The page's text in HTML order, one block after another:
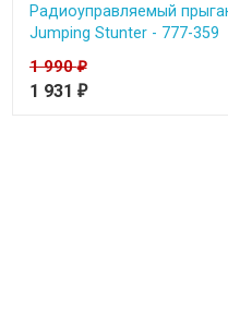
Радиоуправляемый
Jumping Stunter - 777-359
1 990₽
1 931 ₽